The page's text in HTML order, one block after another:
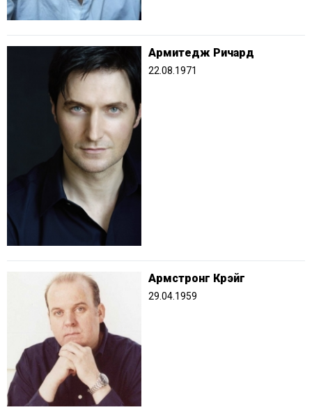
Армитедж Ричард
22.08.1971
Армстронг Крэйг
29.04.1959